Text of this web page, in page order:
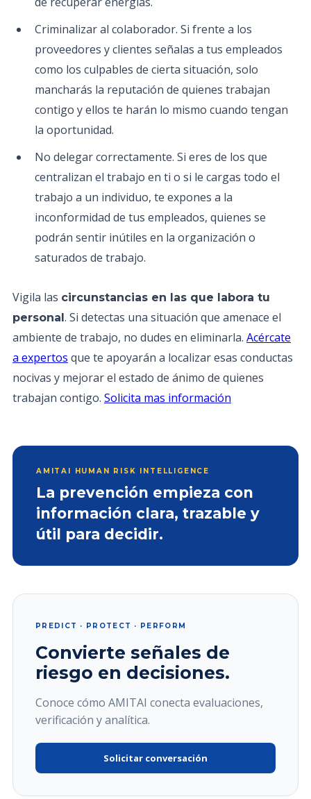
Criminalizar al colaborador. Si frente a los
proveedores y clientes señalas a tus empleados
como los culpables de cierta situación, solo
mancharás la reputación de quienes trabajan
contigo y ellos te harán lo mismo cuando tengan
la oportunidad.
No delegar correctamente. Si eres de los que
centralizan el trabajo en ti o si le cargas todo el
trabajo a un individuo, te expones a la
inconformidad de tus empleados, quienes se
podrán sentir inútiles en la organización o
saturados de trabajo.
Vigila las circunstancias en las que labora tu
personal. Si detectas una situación que amenace el
ambiente de trabajo, no dudes en eliminarla. Acércate
a expertos que te apoyarán a localizar esas conductas
nocivas y mejorar el estado de ánimo de quienes
trabajan contigo. Solicita mas información
AMITAI HUMAN RISK INTELLIGENCE
La prevención empieza con
información clara, trazable y
útil para decidir.
PREDICT · PROTECT · PERFORM
Convierte señales de
riesgo en decisiones.
Conoce cómo AMITAI conecta evaluaciones,
verificación y analítica.
Solicitar conversación